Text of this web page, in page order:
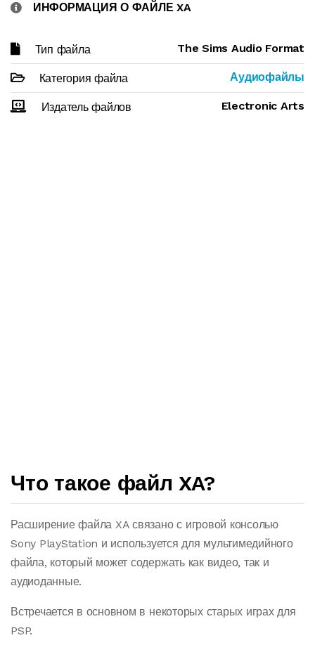
ИНФОРМАЦИЯ О ФАЙЛЕ XA
Тип файла The Sims Audio Format
Категория файла Аудиофайлы
Издатель файлов Electronic Arts
Что такое файл XA?
Расширение файла XA связано с игровой консолью
Sony PlayStation и используется для мультимедийного
файла, который может содержать как видео, так и
аудиоданные.
Встречается в основном в некоторых старых играх для
PSP.